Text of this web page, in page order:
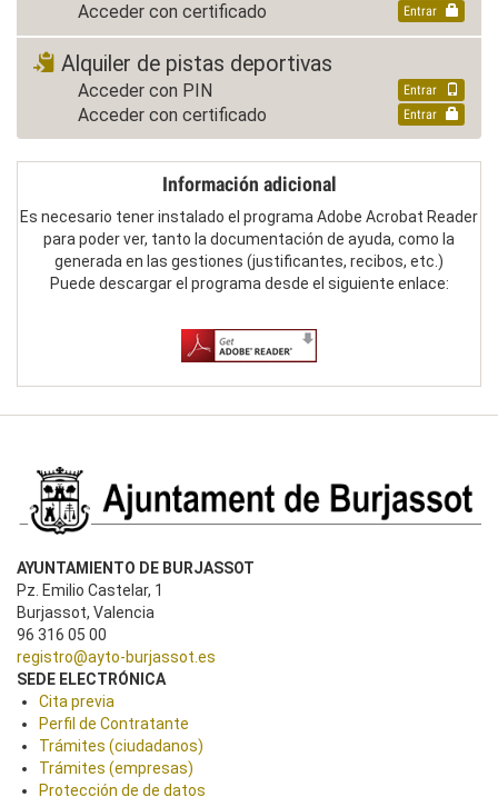
Acceder con certificado Entrar
Alquiler de pistas deportivas
Acceder con PIN Entrar
Acceder con certificado Entrar
Información adicional
Es necesario tener instalado el programa Adobe Acrobat Reader
para poder ver, tanto la documentación de ayuda, como la
generada en las gestiones (justificantes, recibos, etc.)
Puede descargar el programa desde el siguiente enlace:
AYUNTAMIENTO DE BURJASSOT
Pz. Emilio Castelar, 1
Burjassot, Valencia
96 316 05 00
registro@ayto-burjassot.es
SEDE ELECTRÓNICA
Cita previa
Perfil de Contratante
Trámites (ciudadanos)
Trámites (empresas)
Protección de de datos